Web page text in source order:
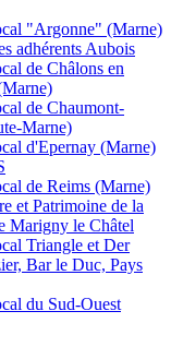
"Argonne" (Marne)
adhérents Aubois
de Châlons en
de Chaumont-
Marne)
d'Epernay (Marne)
de Reims (Marne)
et Patrimoine de la
Marigny le Châtel
Triangle et Der
Bar le Duc, Pays
du Sud-Ouest